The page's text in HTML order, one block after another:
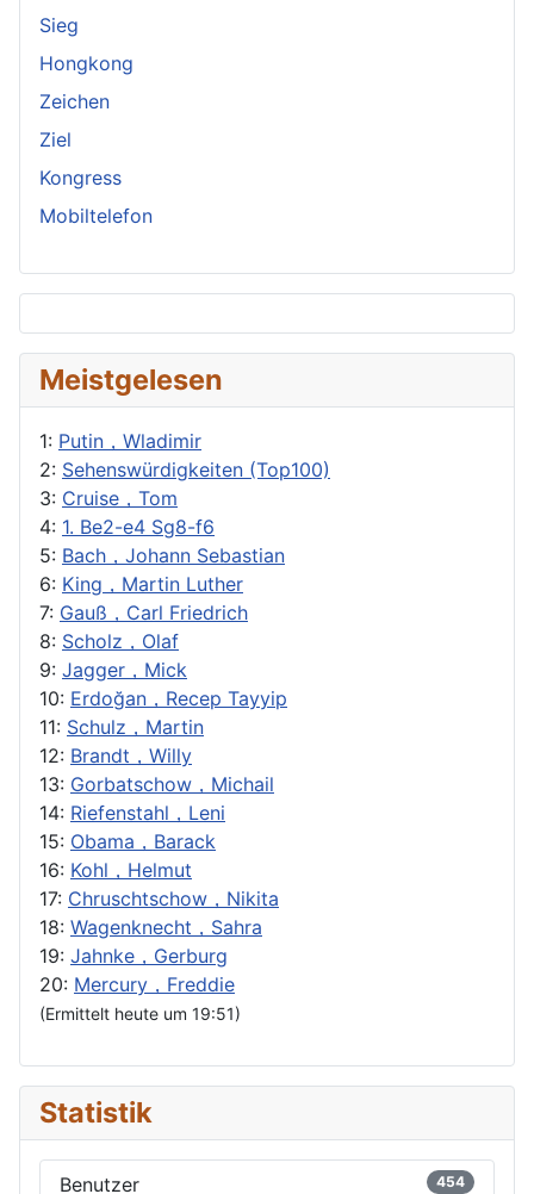
Sieg
Hongkong
Zeichen
Ziel
Kongress
Mobiltelefon
Meistgelesen
1: Putin，Wladimir
2: Sehenswürdigkeiten (Top100)
3: Cruise，Tom
4: 1. Be2-e4 Sg8-f6
5: Bach，Johann Sebastian
6: King，Martin Luther
7: Gauß，Carl Friedrich
8: Scholz，Olaf
9: Jagger，Mick
10: Erdoğan，Recep Tayyip
11: Schulz，Martin
12: Brandt，Willy
13: Gorbatschow，Michail
14: Riefenstahl，Leni
15: Obama，Barack
16: Kohl，Helmut
17: Chruschtschow，Nikita
18: Wagenknecht，Sahra
19: Jahnke，Gerburg
20: Mercury，Freddie
(Ermittelt heute um 19:51)
Statistik
Benutzer 454